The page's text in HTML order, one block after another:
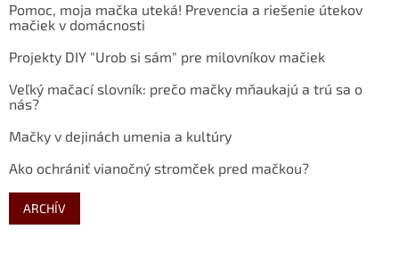
Pomoc, moja mačka uteká! Prevencia a riešenie útekov
mačiek v domácnosti
Projekty DIY "Urob si sám" pre milovníkov mačiek
Veľký mačací slovník: prečo mačky mňaukajú a trú sa o
nás?
Mačky v dejinách umenia a kultúry
Ako ochrániť vianočný stromček pred mačkou?
ARCHÍV